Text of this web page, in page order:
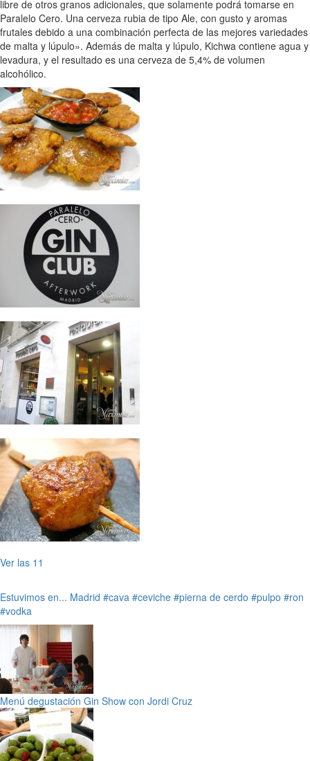
libre de otros granos adicionales, que solamente podrá tomarse en
Paralelo Cero. Una cerveza rubia de tipo Ale, con gusto y aromas
frutales debido a una combinación perfecta de las mejores variedades
de malta y lúpulo». Además de malta y lúpulo, Kichwa contiene agua y
levadura, y el resultado es una cerveza de 5,4% de volumen
alcohólico.
Ver las 11
Estuvimos en... Madrid #cava #ceviche #pierna de cerdo #pulpo #ron
#vodka
Menú degustación Gin Show con Jordi Cruz